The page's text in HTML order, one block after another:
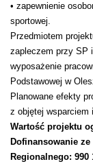
• zapewnienie
sportowej.
Przedmiotem
zapleczem przy SP
wyposażenie
Podstawowej w
Planowane efekty
z objętej wsparciem
Wartość projektu
Dofinansowanie
Regionalnego: 990